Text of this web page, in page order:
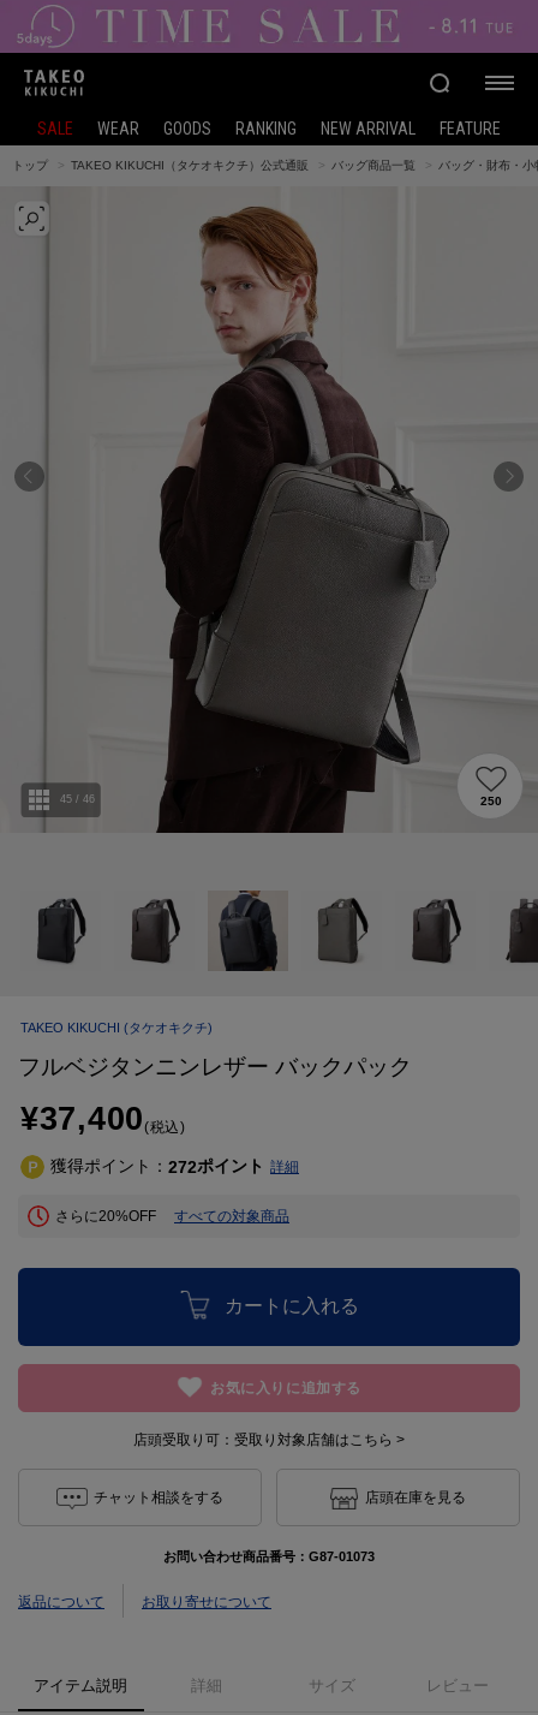
SALE WEAR GOODS RANKING NEW ARRIVAL FEATURE
トップ TAKEO KIKUCHI（タケオキクチ）公式通販 バッグ商品一覧 バッグ・財布・小
45 / 46 250
TAKEO KIKUCHI (タケオキクチ)
フルベジタンニンレザー バックパック
¥37,400(税込)
獲得ポイント： 272ポイント 詳細
さらに20%OFF すべての対象商品
カートに入れる
お気に入りに追加する
店頭受取り可： 受取り対象店舗はこちら >
チャット相談をする 店頭在庫を見る
お問い合わせ商品番号： G87-01073
返品について お取り寄せについて
アイテム説明 詳細 サイズ レビュー